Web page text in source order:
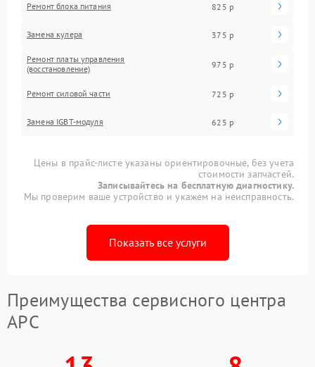
Ремонт блока питания 825 р
Замена кулера 375 р
Ремонт платы управления
(восстановление)
975 р
Ремонт силовой части 725 р
Замена IGBT-модуля 625 р
Цены в прайс-листе указаны ориентировочные, без учета
стоимости запчастей.
Записывайтесь на бесплатную диагностику.
Мы проверим ваше устройство и укажем на неисправность.
Показать все услуги
Преимущества сервисного центра
APC